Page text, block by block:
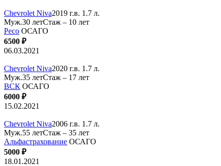
Chevrolet Niva2019 г.в. 1.7 л.
Муж.30 летСтаж – 10 лет
Ресо ОСАГО
6500 ₽
06.03.2021
Chevrolet Niva2020 г.в. 1.7 л.
Муж.35 летСтаж – 17 лет
ВСК ОСАГО
6000 ₽
15.02.2021
Chevrolet Niva2006 г.в. 1.7 л.
Муж.55 летСтаж – 35 лет
Альфастрахование ОСАГО
5000 ₽
18.01.2021